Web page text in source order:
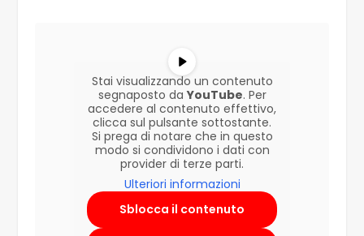
Stai visualizzando un contenuto
segnaposto daYouTube. Per
accedere al contenuto effettivo,
clicca sul pulsante sottostante.
Si prega di notare che in questo
modo si condividono i dati con
provider di terze parti.
Ulteriori informazioni
Sblocca il contenuto